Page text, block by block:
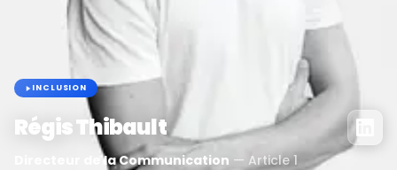
INCLUSION
Régis Thibault
Directeur de la Communication — Article 1